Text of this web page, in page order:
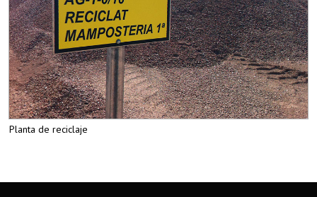
Planta de reciclaje